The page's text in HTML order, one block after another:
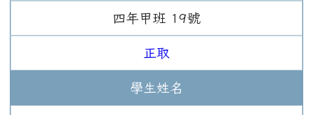
四年 甲班 19號
正取
學生姓名